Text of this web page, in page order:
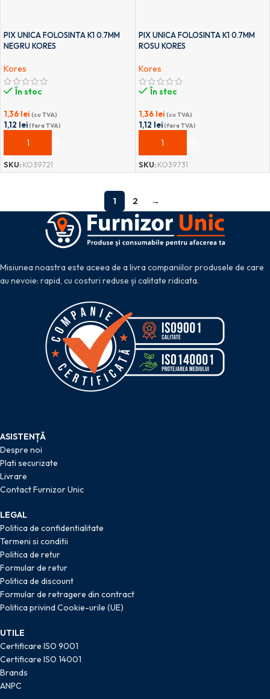
PIX UNICA FOLOSINTA K1 0.7MM
NEGRU KORES
Kores
În stoc
1,36 lei (cu TVA)
1,12 lei(fara TVA)
ADAUGĂ ÎN COȘ
SKU:KO39721
PIX UNICA FOLOSINTA K1 0.7MM
ROSU KORES
Kores
În stoc
1,36 lei (cu TVA)
1,12 lei(fara TVA)
ADAUGĂ ÎN COȘ
SKU:KO39731
1 2 →
Misiunea noastra este aceea de a livra companiilor produsele de care
au nevoie: rapid, cu costuri reduse și calitate ridicata.
ASISTENȚĂ
Despre noi
Plati securizate
Livrare
Contact Furnizor Unic
LEGAL
Politica de confidentialitate
Termeni si conditii
Politica de retur
Formular de retur
Politica de discount
Formular de retragere din contract
Politica privind Cookie-urile (UE)
UTILE
Certificare ISO 9001
Certificare ISO 14001
Brands
ANPC